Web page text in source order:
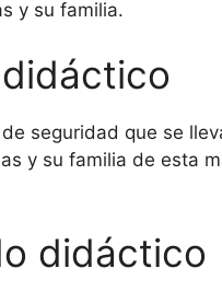
y su familia.
seguridad que se
y su familia de esta
didáctico